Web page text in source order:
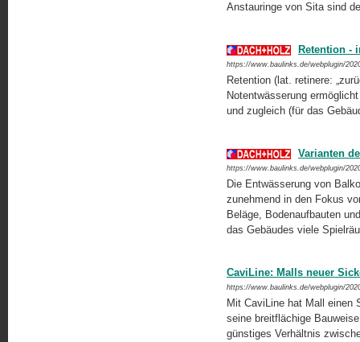
Anstauringe von Sita sind
Retention -
https://www.baulinks.de/webplugin/
Retention (lat. retinere:
Notentwässerung
und zugleich (für das
Varianten
https://www.baulinks.de/webplugin/
Die Entwässerung von
zunehmend in den Fokus
Beläge, Bodenaufbauten
das Gebäudes viele
CaviLine: Malls neuer
https://www.baulinks.de/webplugin/
Mit CaviLine hat Mall einen
seine breitflächige
günstiges Verhältnis